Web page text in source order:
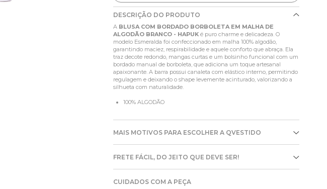
DESCRIÇÃO DO PRODUTO
A BLUSA COM BORDADO BORBOLETA EM MALHA DE
ALGODÃO BRANCO - HAPUK é puro charme e delicadeza. O
modelo Esmeralda foi confeccionado em malha 100% algodão,
garantindo maciez, respirabilidade e aquele conforto que abraça. Ela
traz decote redondo, mangas curtas e um bolsinho funcional com um
bordado manual de borboleta, que adiciona um toque artesanal
apaixonante. A barra possui canaleta com elástico interno, permitindo
regulagem e deixando o shape levemente acinturado, valorizando a
silhueta com naturalidade.
100% ALGODÃO
MAIS MOTIVOS PARA ESCOLHER A QVESTIDO
FRETE FÁCIL, DO JEITO QUE DEVE SER!
CUIDADOS COM A PEÇA